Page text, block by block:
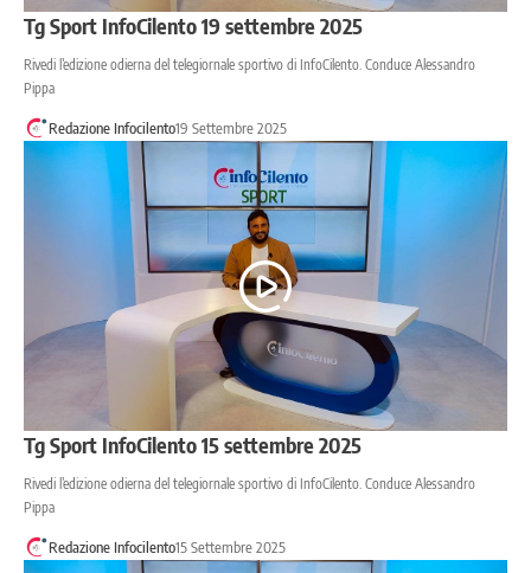
Tg Sport InfoCilento 19 settembre 2025
Rivedi l’edizione odierna del telegiornale sportivo di InfoCilento. Conduce Alessandro
Pippa
Redazione Infocilento19 Settembre 2025
Tg Sport InfoCilento 15 settembre 2025
Rivedi l’edizione odierna del telegiornale sportivo di InfoCilento. Conduce Alessandro
Pippa
Redazione Infocilento15 Settembre 2025